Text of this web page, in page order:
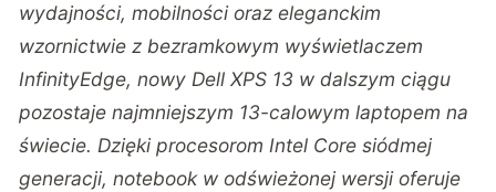
wydajności, mobilności oraz eleganckim
wzornictwie z bezramkowym wyświetlaczem
InfinityEdge, nowy Dell XPS 13 w dalszym ciągu
pozostaje najmniejszym 13-calowym laptopem na
świecie. Dzięki procesorom Intel Core siódmej
generacji, notebook w odświeżonej wersji oferuje